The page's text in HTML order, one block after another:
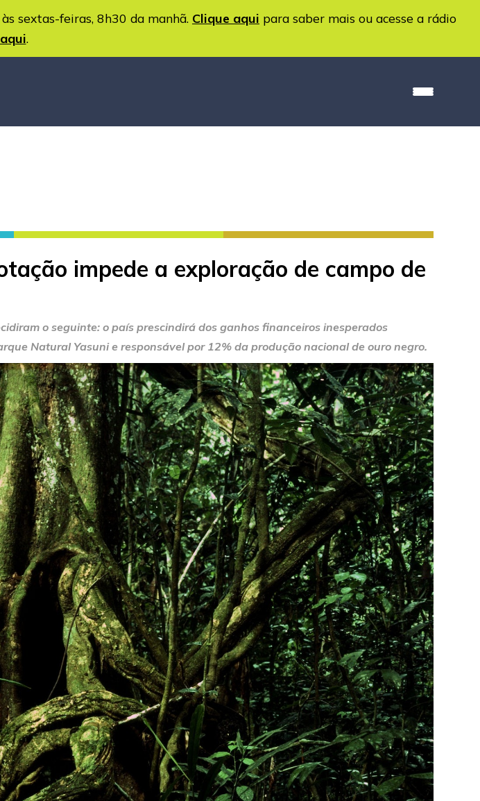
sextas-feiras, 8h30 da manhã. Clique aqui para saber mais ou acesse a rádio
aqui.
impede a exploração de campo de
o seguinte: o país prescindirá dos ganhos financeiros inesperados
Natural Yasuni e responsável por 12% da produção nacional de ouro negro.